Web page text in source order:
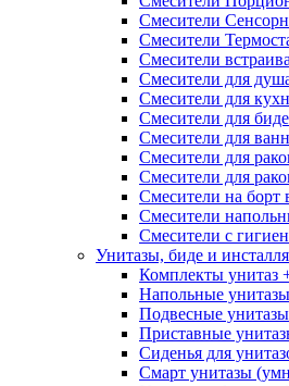
Смесители
Смесители
Смесители
Смесители для
Смесители для
Смесители для биде
Смесители для
Смесители для
Смесители для
Смесители на борт
Смесители
Смесители с
Унитазы, биде и
Комплекты унитаз
Напольные
Подвесные унитазы
Приставные
Сиденья для
Смарт унитазы